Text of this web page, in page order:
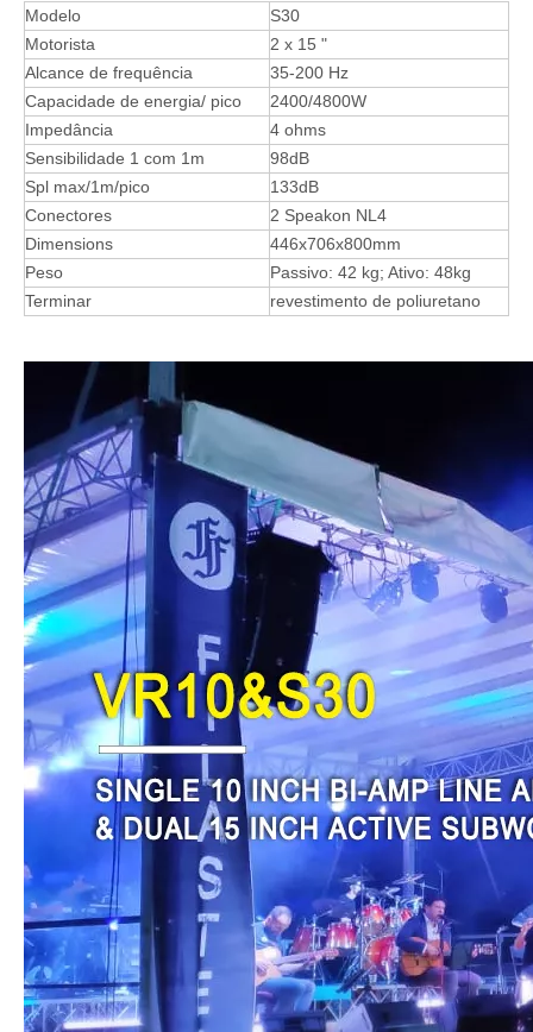
Modelo
S30
Motorista
2 x 15 "
Alcance de frequência
35-200 Hz
Capacidade de energia/ pico
2400/4800W
Impedância
4 ohms
Sensibilidade 1 com 1m
98dB
Spl max/1m/pico
133dB
Conectores
2 Speakon NL4
Dimensions
446x706x800mm
Peso
Passivo: 42 kg; Ativo: 48kg
Terminar
revestimento de poliuretano